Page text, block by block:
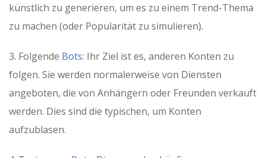
künstlich zu generieren, um es zu einem Trend-Thema
zu machen (oder Popularität zu simulieren).
3. Folgende Bots: Ihr Ziel ist es, anderen Konten zu
folgen. Sie werden normalerweise von Diensten
angeboten, die von Anhängern oder Freunden verkauft
werden. Dies sind die typischen, um Konten
aufzublasen.